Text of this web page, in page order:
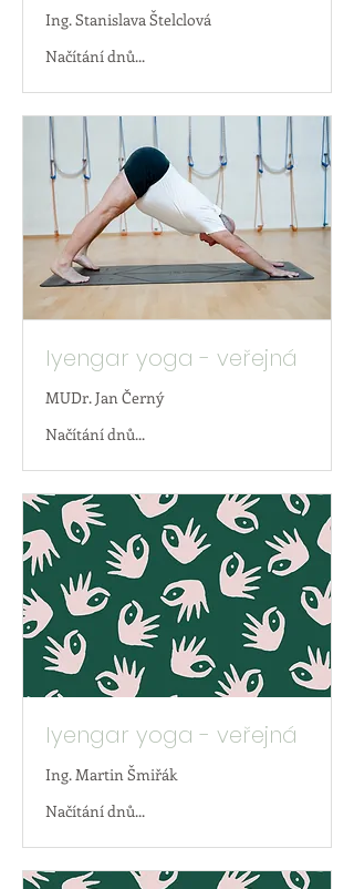
Ing. Stanislava Štelclová
Načítání dnů...
Iyengar yoga - veřejná
MUDr. Jan Černý
Načítání dnů...
Iyengar yoga - veřejná
Ing. Martin Šmiřák
Načítání dnů...